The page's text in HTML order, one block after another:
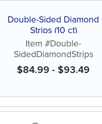
Double-Sided Diamond
Strips (10 ct)
Item #Double-
SidedDiamondStrips
$84.99 - $93.49